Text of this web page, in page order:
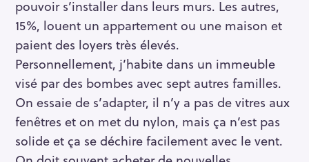
pouvoir s’installer dans leurs murs. Les autres,
15%, louent un appartement ou une maison et
paient des loyers très élevés.
Personnellement, j’habite dans un immeuble
visé par des bombes avec sept autres familles.
On essaie de s’adapter, il n’y a pas de vitres aux
fenêtres et on met du nylon, mais ça n’est pas
solide et ça se déchire facilement avec le vent.